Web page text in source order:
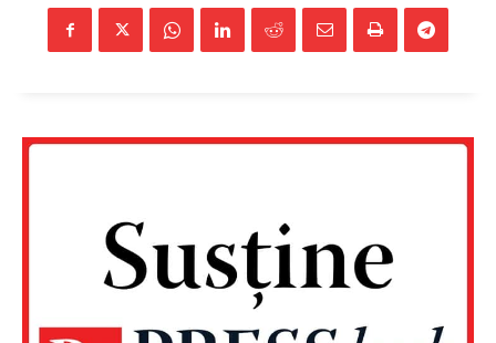
Un proiect
FREEDOM HOUSE ROMÂNIA